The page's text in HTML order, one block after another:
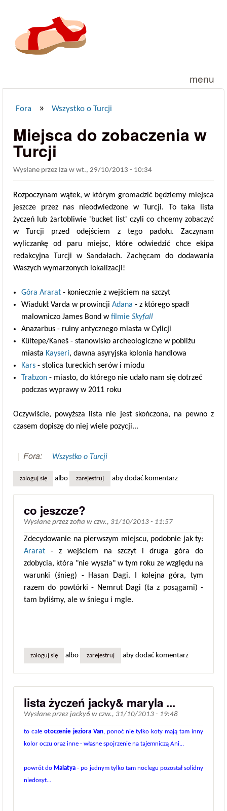
menu
Fora » Wszystko o Turcji
Miejsca do zobaczenia w
Turcji
Wysłane przez Iza w wt., 29/10/2013 - 10:34
Rozpoczynam wątek, w którym gromadzić będziemy miejsca
jeszcze przez nas nieodwiedzone w Turcji. To taka lista
życzeń lub żartobliwie 'bucket list' czyli co chcemy zobaczyć
w Turcji przed odejściem z tego padołu. Zaczynam
wyliczankę od paru miejsc, które odwiedzić chce ekipa
redakcyjna Turcji w Sandałach. Zachęcam do dodawania
Waszych wymarzonych lokalizacji!
Góra Ararat - koniecznie z wejściem na szczyt
Wiadukt Varda w prowincji Adana - z którego spadł
malowniczo James Bond wfilmie Skyfall
Anazarbus - ruiny antycznego miasta w Cylicji
Kültepe/Kaneš - stanowisko archeologiczne w pobliżu
miasta Kayseri, dawna asyryjska kolonia handlowa
Kars - stolica tureckich serów i miodu
Trabzon - miasto, do którego nie udało nam się dotrzeć
podczas wyprawy w 2011 roku
Oczywiście, powyższa lista nie jest skończona, na pewno z
czasem dopiszę do niej wiele pozycji...
Fora: Wszystko o Turcji
zaloguj się albo zarejestruj aby dodać komentarz
co jeszcze?
Wysłane przez zofia w czw., 31/10/2013 - 11:57
Zdecydowanie na pierwszym miejscu, podobnie jak ty:
Ararat - z wejściem na szczyt i druga góra do
zdobycia, która "nie wyszła" w tym roku ze względu na
warunki (śnieg) - Hasan Dagi. I kolejna góra, tym
razem do powtórki - Nemrut Dagi (ta z posągami) -
tam byliśmy, ale w śniegu i mgle.
zaloguj się albo zarejestruj aby dodać komentarz
lista życzeń jacky& maryla ...
Wysłane przez jacky6 w czw., 31/10/2013 - 19:48
to całe otoczenie jeziora Van, ponoć nie tylko koty mają tam inny
kolor oczu oraz inne - własne spojrzenie na tajemniczą Ani...
powrót do Malatya - po jednym tylko tam noclegu pozostał solidny
niedosyt...